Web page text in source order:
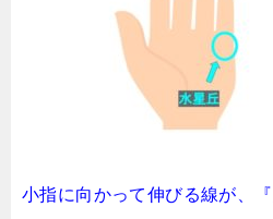
小指に向かって伸びる線が、